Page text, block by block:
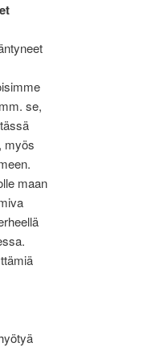
se,
myös
maan